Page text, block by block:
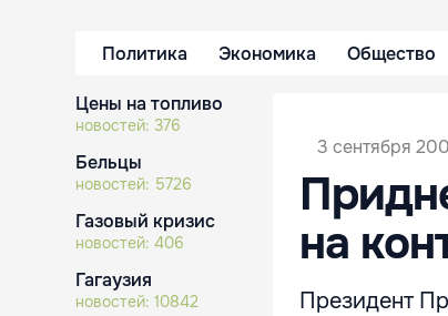
Политика Экономика Общество
Цены на топливо
новостей: 376
Бельцы
новостей: 5726
Газовый кризис
новостей: 406
Гагаузия
новостей: 10842
3 сентября
на
Президент